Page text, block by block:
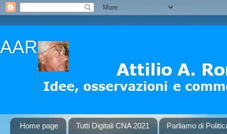
AAR
Home page Tutti Digitali CNA 2021
Parliamo di